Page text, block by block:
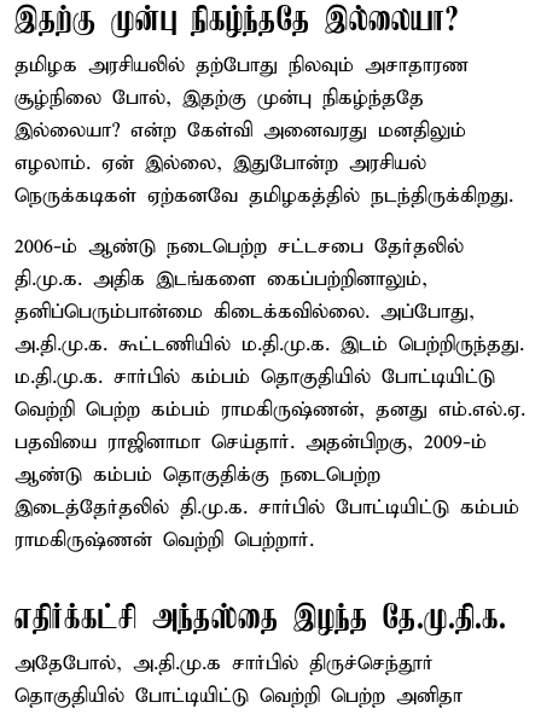
இதற்கு முன்பு நிகழ்ந்ததே இல்லையா?
தமிழக அரசியலில் தற்போது நிலவும் அசாதாரண
சூழ்நிலை போல், இதற்கு முன்பு நிகழ்ந்ததே
இல்லையா? என்ற கேள்வி அனைவரது மனதிலும்
எழலாம். ஏன் இல்லை, இதுபோன்ற அரசியல்
நெருக்கடிகள் ஏற்கனவே தமிழகத்தில் நடந்திருக்கிறது.
2006-ம் ஆண்டு நடைபெற்ற சட்டசபை தேர்தலில்
தி.மு.க. அதிக இடங்களை கைப்பற்றினாலும்,
தனிப்பெரும்பான்மை கிடைக்கவில்லை. அப்போது,
அ.தி.மு.க. கூட்டணியில் ம.தி.மு.க. இடம் பெற்றிருந்தது.
ம.தி.மு.க. சார்பில் கம்பம் தொகுதியில் போட்டியிட்டு
வெற்றி பெற்ற கம்பம் ராமகிருஷ்ணன், தனது எம்.எல்.ஏ.
பதவியை ராஜினாமா செய்தார். அதன்பிறகு, 2009-ம்
ஆண்டு கம்பம் தொகுதிக்கு நடைபெற்ற
இடைத்தேர்தலில் தி.மு.க. சார்பில் போட்டியிட்டு கம்பம்
ராமகிருஷ்ணன் வெற்றி பெற்றார்.
எதிர்க்கட்சி அந்தஸ்தை இழந்த தே.மு.தி.க.
அதேபோல், அ.தி.மு.க சார்பில் திருச்செந்தூர்
தொகுதியில் போட்டியிட்டு வெற்றி பெற்ற அனிதா